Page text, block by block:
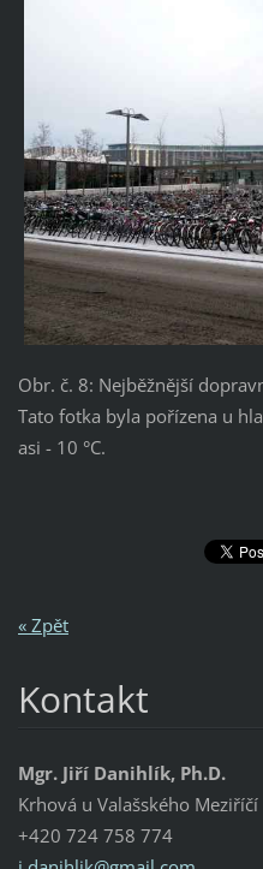
Obr. č. 8: Nejběžnější
Tato fotka byla pořízena u
asi - 10 °C.
« Zpět
Kontakt
Mgr. Jiří Danihlík, Ph.D.
Krhová u Valašského Meziříčí
+420 724 758 774